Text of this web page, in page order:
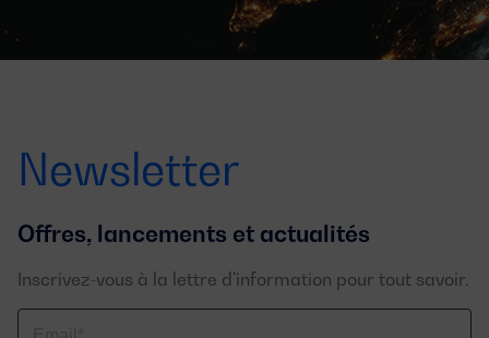
Newsletter
Offres, lancements et actualités
Inscrivez-vous à la lettre d'information pour tout savoir.